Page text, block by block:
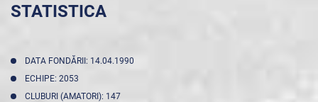
STATISTICA
DATA FONDĂRII: 14.04.1990
ECHIPE: 2053
CLUBURI (AMATORI): 147